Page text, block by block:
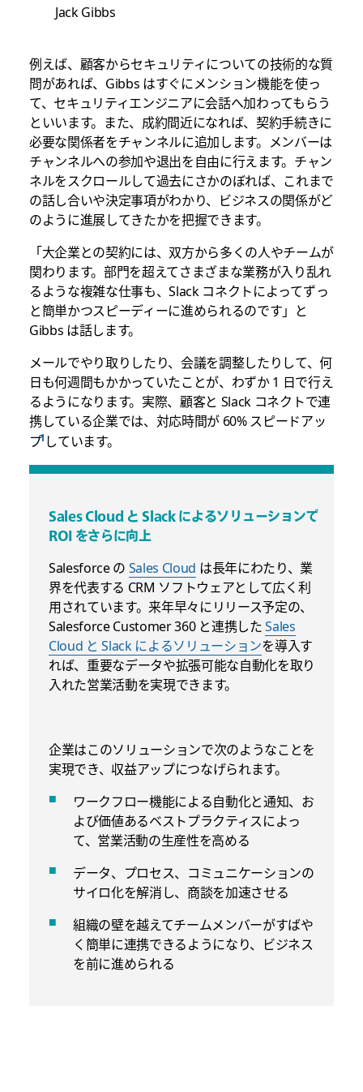
Jack Gibbs
例えば、顧客からセキュリティについての技術的な質
問があれば、Gibbs はすぐにメンション機能を使っ
て、セキュリティエンジニアに会話へ加わってもらう
といいます。また、成約間近になれば、契約手続きに
必要な関係者をチャンネルに追加します。メンバーは
チャンネルへの参加や退出を自由に行えます。チャン
ネルをスクロールして過去にさかのぼれば、これまで
の話し合いや決定事項がわかり、ビジネスの関係がど
のように進展してきたかを把握できます。
「大企業との契約には、双方から多くの人やチームが
関わります。部門を超えてさまざまな業務が入り乱れ
るような複雑な仕事も、Slack コネクトによってずっ
と簡単かつスピーディーに進められるのです」と
Gibbs は話します。
メールでやり取りしたり、会議を調整したりして、何
日も何週間もかかっていたことが、わずか 1 日で行え
るようになります。実際、顧客と Slack コネクトで連
携している企業では、対応時間が 60% スピードアッ
プ しています。
Sales Cloud と Slack によるソリューションで
ROI をさらに向上
Salesforceの Sales Cloud は長年にわたり、業
界を代表する CRM ソフトウェアとして広く利
用されています。来年早々にリリース予定の、
Salesforce Customer 360 と連携したSales
Cloud と Slack によるソリューションを導入す
れば、重要なデータや拡張可能な自動化を取り
入れた営業活動を実現できます。
企業はこのソリューションで次のようなことを
実現でき、収益アップにつなげられます。
ワークフロー機能による自動化と通知、お
よび価値あるベストプラクティスによっ
て、営業活動の生産性を高める
データ、プロセス、コミュニケーションの
サイロ化を解消し、商談を加速させる
組織の壁を越えてチームメンバーがすばや
く簡単に連携できるようになり、ビジネス
を前に進められる